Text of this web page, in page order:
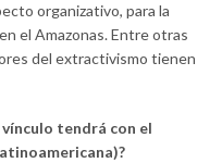
organizativo, para la
el Amazonas. Entre otras
del extractivismo tienen
tendrá con el